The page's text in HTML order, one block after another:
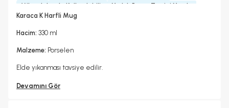
Mikrodalgada Kullanılabilir
Hayır
Yedek Parça Temini Yapılır
Standart
Karaca K Harfli Mug
Hacim: 330 ml
Malzeme: Porselen
Elde yıkanması tavsiye edilir.
Devamını Gör